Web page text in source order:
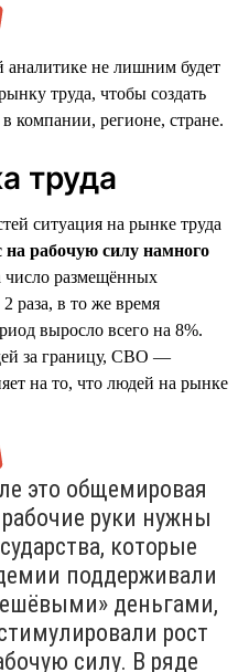
не лишним будет
труда, чтобы создать
компании, регионе, стране.
труда
ситуация на рынке труда
на рабочую силу намного
число размещённых
раза, в то же время
выросло всего на 8%.
за границу, СВО —
на то, что людей на рынке
это общемировая
руки нужны
которые
поддерживали
деньгами,
рост
силу. В ряде